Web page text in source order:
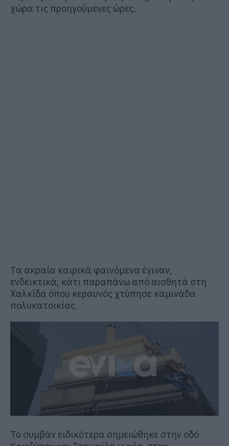
χώρα τις προηγούμενες ώρες.
Τα ακραία καιρικά φαινόμενα έγιναν,
ενδεικτικά, κάτι παραπάνω από αισθητά στη
Χαλκίδα όπου κεραυνός χτύπησε καμινάδα
πολυκατοικίας.
Το συμβάν ειδικότερα σημειώθηκε στην οδό